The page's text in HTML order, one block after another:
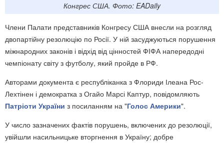
Конгрес США. Фото: EADaily
Члени Палати представників Конгресу США внесли на розгляд
двопартійну резолюцію по Росії. У ній засуджуються порушення
міжнародних законів і відхід від цінностей ФІФА напередодні
чемпіонату світу з футболу, який пройде в РФ.
Авторами документа є республіканка з Флориди Ілеана Рос-
Лехтінен і демократка з Огайо Марсі Каптур, повідомляють
Патріоти України з посиланням на "Голос Америки".
У число зазначених фактів порушень, включених до резолюції,
увійшли насильницьке вторгнення в Україну; добре